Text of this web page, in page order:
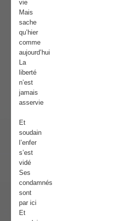
vie
Mais
sache
qu’hier
comme
aujourd’hui
La
liberté
n’est
jamais
asservie
Et
soudain
l’enfer
s’est
vidé
Ses
condamnés
sont
par ici
Et